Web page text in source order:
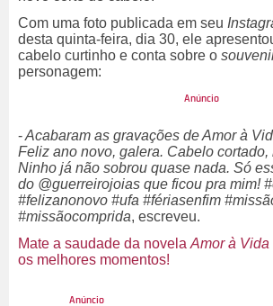
Com uma foto publicada em seu
desta quinta-feira, dia 30, ele
cabelo curtinho e conta sobre o
personagem:
-Acabaram as gravações de Amor à
Feliz ano novo, galera. Cabelo cortado,
Ninho já não sobrou quase nada. Só
do @guerreirojoias que ficou pra mim!
#felizanonovo #ufa #fériasenfim
#missãocomprida, escreveu.
Mate a saudade da novela Amor à Vida
os melhores momentos!